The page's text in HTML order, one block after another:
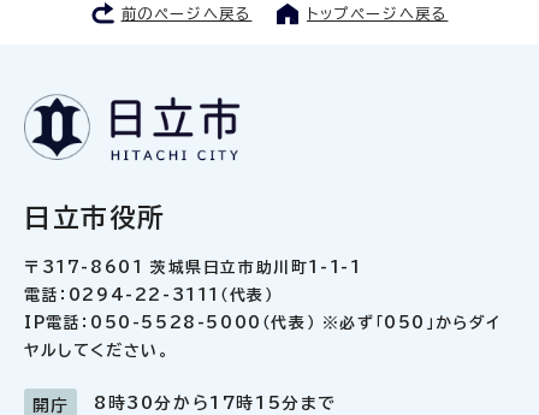
前のページへ戻る トップページへ戻る
日立市役所
〒317-8601 茨城県日立市助川町1-1-1
電話：0294-22-3111（代表）
IP電話：050-5528-5000（代表） ※必ず「050」からダイ
ヤルしてください。
開庁 8時30分から17時15分まで